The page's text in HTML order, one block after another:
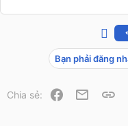
First
Bạn phải đăng
Chia sẻ: Facebook
Email